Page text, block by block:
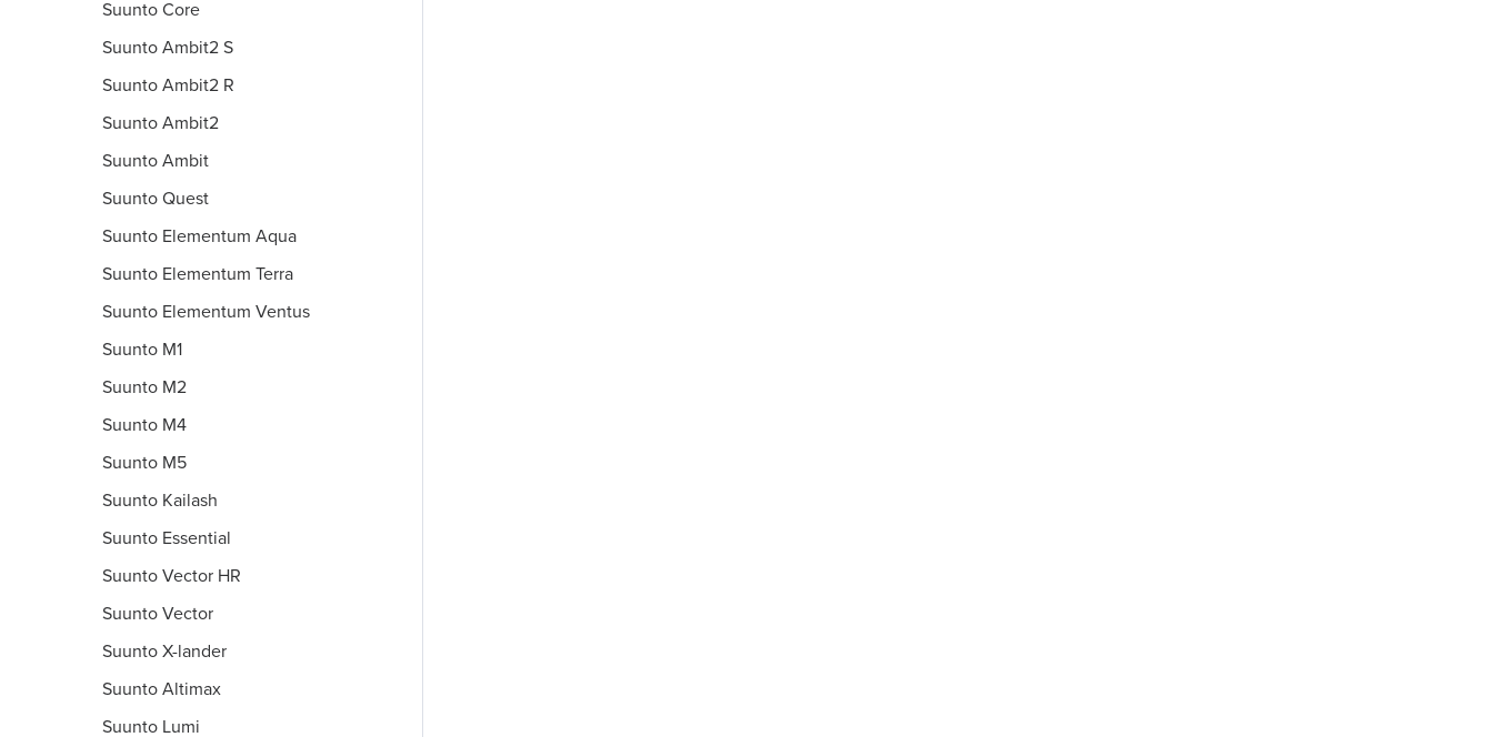
Suunto Core
Suunto Ambit2 S
Suunto Ambit2 R
Suunto Ambit2
Suunto Ambit
Suunto Quest
Suunto Elementum Aqua
Suunto Elementum Terra
Suunto Elementum Ventus
Suunto M1
Suunto M2
Suunto M4
Suunto M5
Suunto Kailash
Suunto Essential
Suunto Vector HR
Suunto Vector
Suunto X-lander
Suunto Altimax
Suunto Lumi